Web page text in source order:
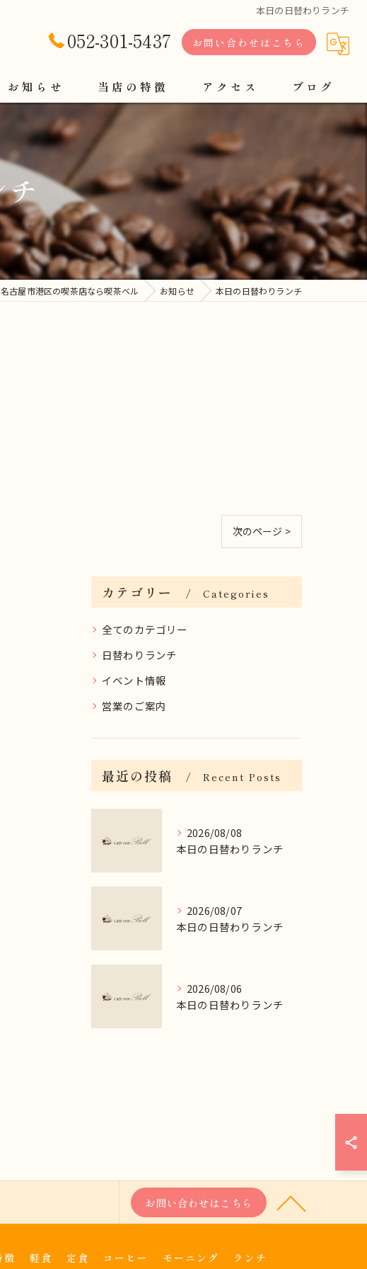
本日の日替わりランチ
052-301-5437 お問い合わせはこちら
お知らせ 当店の特徴
軽食
コーヒー
モーニング
ランチ
アクセス ブログ
名古屋市港区の喫茶店なら喫茶ベル お知らせ 本日の日替わりランチ
次のページ >
カテゴリー Categories
全てのカテゴリー
日替わりランチ
イベント情報
営業のご案内
最近の投稿 Recent Posts
2026/08/08
本日の日替わりランチ
2026/08/07
本日の日替わりランチ
2026/08/06
本日の日替わりランチ
お問い合わせはこちら
徴 軽食 定食 コーヒー モーニング ランチ